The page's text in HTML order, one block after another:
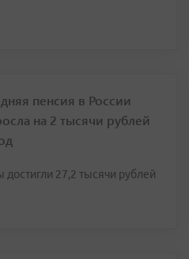
пенсия в России
на 2 тысячи рублей
27,2 тысячи рублей